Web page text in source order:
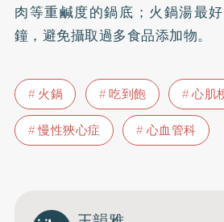
肉等重鹹度的鍋底；火鍋湯最
鐘，避免攝取過多食品添加物。
火鍋 吃到飽
心肌
慢性狹心症
心血管科